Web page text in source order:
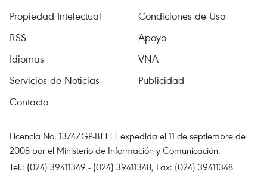
Propiedad Intelectual
Condiciones de Uso
RSS
Apoyo
Idiomas
VNA
Servicios de Noticias
Publicidad
Contacto
Licencia No. 1374/GP-BTTTT expedida el 11 de septiembre de
2008 por el Ministerio de Información y Comunicación.
Tel.: (024) 39411349 - (024) 39411348, Fax: (024) 39411348